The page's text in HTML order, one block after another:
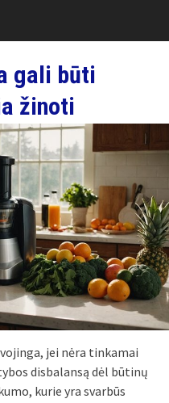
gali būti
žinoti
jei nėra tinkamai
disbalansą dėl būtinų
kurie yra svarbūs